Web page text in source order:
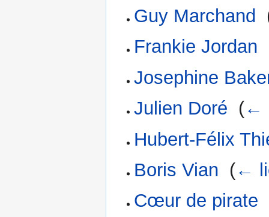
Guy Marchand
Frankie Jordan
Josephine
Julien Doré (←
Hubert-Félix
Boris Vian (←
Cœur de pirate